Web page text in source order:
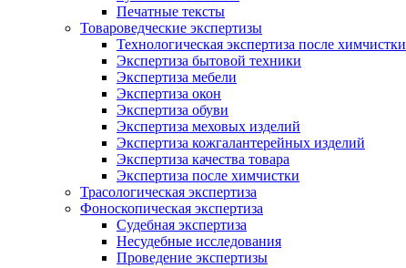
Печатные тексты
Товароведческие экспертизы
Технологическая экспертиза после химчистки
Экспертиза бытовой техники
Экспертиза мебели
Экспертиза окон
Экспертиза обуви
Экспертиза меховых изделий
Экспертиза кожгалантерейных изделий
Экспертиза качества товара
Экспертиза после химчистки
Трасологическая экспертиза
Фоноскопическая экспертиза
Судебная экспертиза
Несудебные исследования
Проведение экспертизы